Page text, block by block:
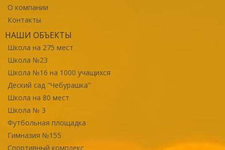
О компании
Контакты
НАШИ ОБЪЕКТЫ
Школа на 275 мест
Школа №23
Школа №16 на 1000 учащихся
Деский сад "Чебурашка"
Школа на 80 мест
Школа № 3
Футбольная площадка
Гимназия №155
Спортивный комплекс